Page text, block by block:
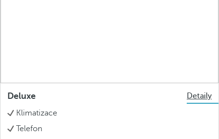
Deluxe
Detaily
Klimatizace
Telefon